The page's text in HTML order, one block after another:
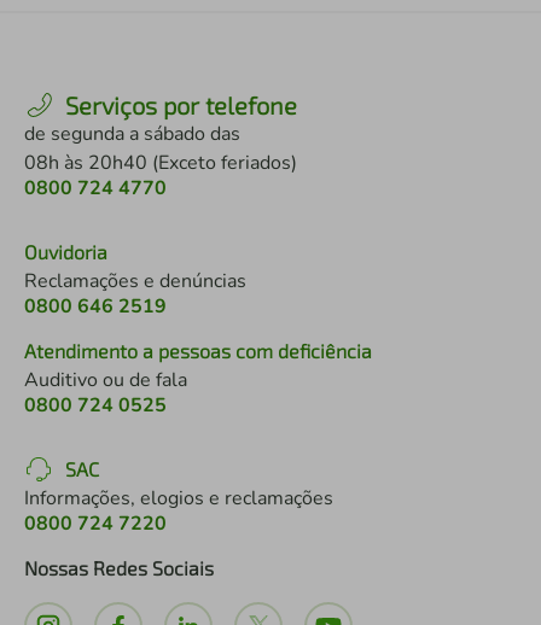
Serviços por telefone
de segunda a sábado das
08h às 20h40 (Exceto feriados)
0800 724 4770
Ouvidoria
Reclamações e denúncias
0800 646 2519
Atendimento a pessoas com deficiência
Auditivo ou de fala
0800 724 0525
SAC
Informações, elogios e reclamações
0800 724 7220
Nossas Redes Sociais